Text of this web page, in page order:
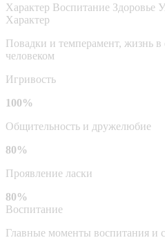
Характер Воспитание Здоровье
Характер
Повадки и темперамент, жизнь в
человеком
Игривость
100%
Общительность и дружелюбие
80%
Проявление ласки
80%
Воспитание
Главные моменты воспитания и